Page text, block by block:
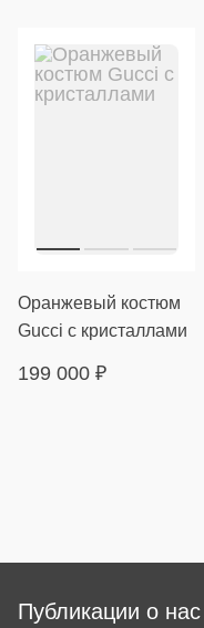
Оранжевый костюм
Gucci с кристаллами
199 000 ₽
Публикации о нас